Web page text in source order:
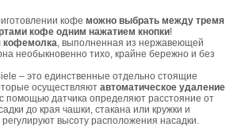
кофе можно выбрать между тремя
кофе одним нажатием кнопки!
кофемолка, выполненная из нержавеющей
необыкновенно тихо, крайне бережно и без
– это единственные отдельно стоящие
осуществляют автоматическое удаление
помощью датчика определяют расстояние от
до края чашки, стакана или кружки и
высоту расположения насадки.